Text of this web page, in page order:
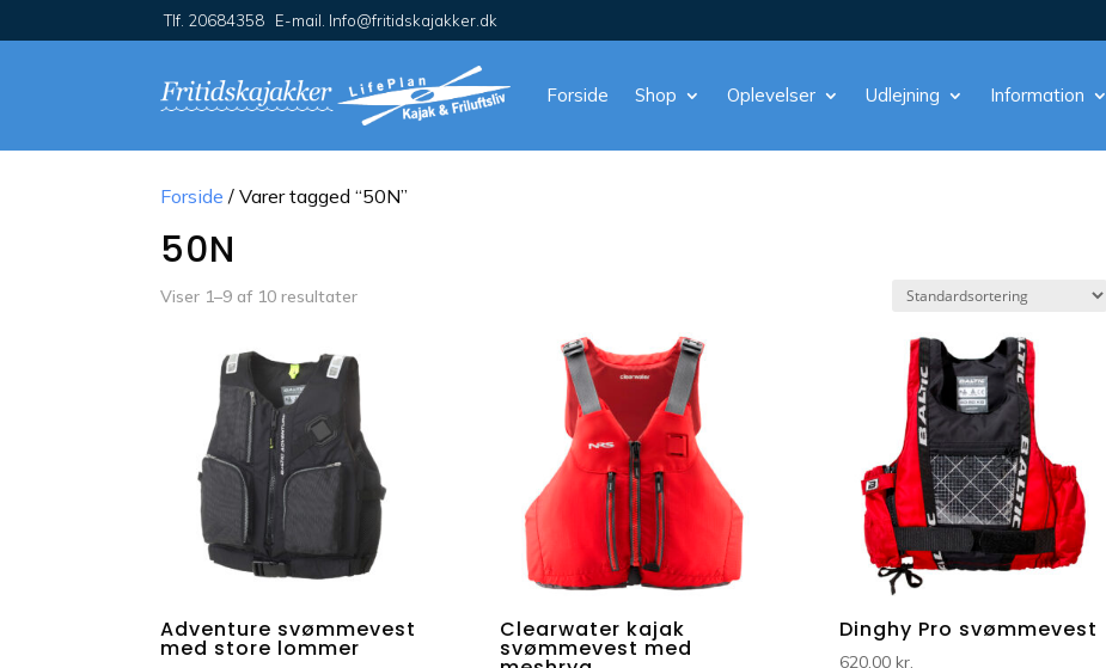
Tlf. 20684358 E-mail. Info@fritidskajakker.dk
Forside Shop Oplevelser Udlejning Information
Forside / Varer tagged “50N”
50N
Viser 1–9 af 10 resultater
Adventure svømmevest
med store lommer
Clearwater kajak
svømmevest med
Dinghy Pro svømmevest
620,00 kr.